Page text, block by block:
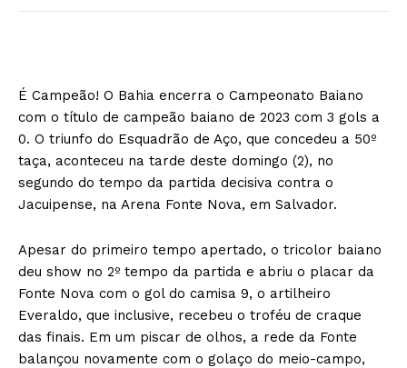
É Campeão! O Bahia encerra o Campeonato Baiano
com o título de campeão baiano de 2023 com 3 gols a
0. O triunfo do Esquadrão de Aço, que concedeu a 50º
taça, aconteceu na tarde deste domingo (2), no
segundo do tempo da partida decisiva contra o
Jacuipense, na Arena Fonte Nova, em Salvador.
Apesar do primeiro tempo apertado, o tricolor baiano
deu show no 2º tempo da partida e abriu o placar da
Fonte Nova com o gol do camisa 9, o artilheiro
Everaldo, que inclusive, recebeu o troféu de craque
das finais. Em um piscar de olhos, a rede da Fonte
balançou novamente com o golaço do meio-campo,